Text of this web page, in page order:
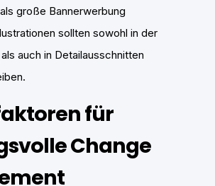
große Bannerwerbung
sollten sowohl in der
auch in Detailausschnitten
für
Change